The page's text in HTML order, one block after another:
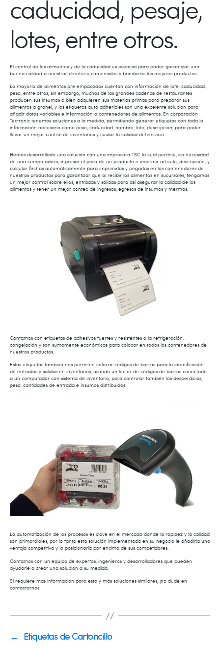
caducidad, pesaje,
lotes, entre otros.
El control de los alimentos y de la caducidad es esencial para poder garantizar una
buena calidad a nuestros clientes y comensales y brindarles los mejores productos.
La mayoría de alimentos pre empacados cuentan con información de lote, caducidad,
peso, entre otros, sin embargo, muchas de las grandes cadenas de restaurantes
producen sus insumos o bien adquieren sus materias primas para preparar sus
alimentos a granel, y las etiquetas auto adheribles son una excelente solución para
añadir datos variables e información a contenedores de alimentos. En corporación
Tectronic tenemos soluciones a la medida, permitiendo generar etiquetas con toda la
información necesaria como peso, caducidad, nombre, lote, descripción, para poder
llevar un mejor control de inventarios y cuidar la calidad del servicio.
Hemos desarrollado una solución con una impresora TSC la cual permite, sin necesidad
de una computadora, ingresar el peso de un producto e imprimir articulo, descripción, y
calcular fechas automáticamente para imprimirlas y pegarlas en los contenedores de
nuestros productos para garantizar que al recibir los alimentos en sucursales, tengamos
un mejor control sobre ellos, entradas y salidas para así asegurar la calidad de los
alimentos y tener un mejor conteo de ingresos, egresos de insumos y mermas.
Contamos con etiquetas de adhesivos fuertes y resistentes a la refrigeración,
congelación y son sumamente económicas para colocar en todos los contenedores de
nuestros productos.
Estas etiquetas también nos permiten colocar códigos de barras para la identificación
de entradas y salidas en inventarios, usando un lector de códigos de barras conectado
a un computador con sistema de inventario, para controlar también los desperdicios,
peso, cantidades de entrada e insumos distribuidos.
La automatización de los procesos es clave en el mercado donde la rapidez y la calidad
son primordiales, por lo tanto esta solución implementada en su negocio le añadiría una
ventaja competitiva y lo posicionaría por encima de sus competidores.
Contamos con un equipo de expertos, ingenieros y desarrolladores que pueden
ayudarle a crear una solución a su medida.
Si requiere mas información para esta y más soluciones similares, ¡no dude en
contactarnos!
← Etiquetas de Cartoncillo